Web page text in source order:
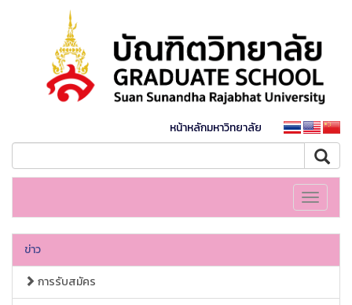
หน้าหลักมหาวิทยาลัย
Toggle
ข่าว
การรับสมัคร